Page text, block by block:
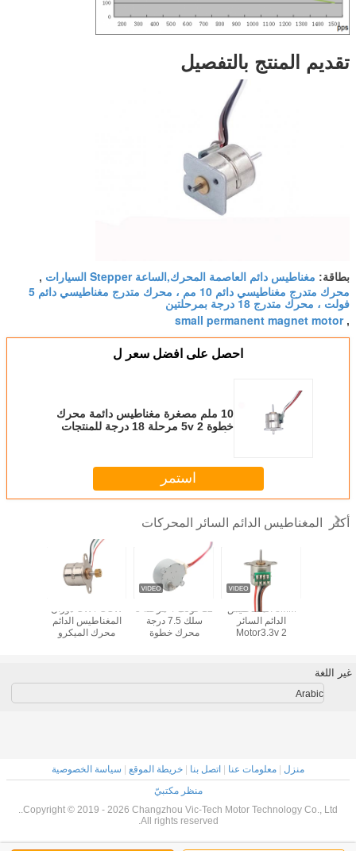
تقديم المنتج بالتفصيل
بطاقة: مغناطيس دائم العاصمة المحرك,الساعة Stepper السيارات ,
محرك متدرج مغناطيسي دائم 10 مم ، محرك متدرج مغناطيسي دائم 5
فولت ، محرك متدرج 18 درجة بمرحلتين
,
small permanent magnet motor
احصل على افضل سعر ل
10 ملم مصغرة مغناطيس دائمة محرك
خطوة 5v 2 مرحلة 18 درجة للمنتجات
استمر
أكثر المغناطيس الدائم السائر المحركات
المغناطيس الدائم
محرك الميكرو
سلك 7.5 درجة
محرك خطوة
8MM المغناطيس
الدائم السائر
Motor3.3v 2
غير اللغة
Arabic
منزل | معلومات عنا | اتصل بنا | خريطة الموقع | سياسة الخصوصية
منظر مكتبيّ
Copyright © 2019 - 2026 Changzhou Vic-Tech Motor Technology Co., Ltd..
All rights reserved.